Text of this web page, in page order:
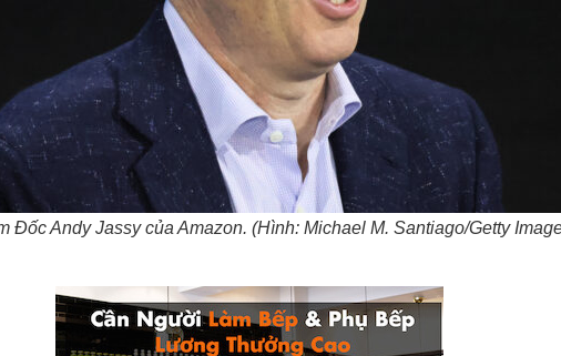
Đốc Andy Jassy của Amazon. (Hình: Michael M. Santiago/Getty